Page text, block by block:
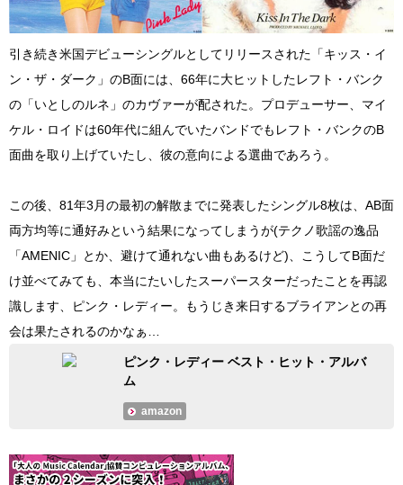
引き続き米国デビューシングルとしてリリースされた「キッス・イ
ン・ザ・ダーク」のB面には、66年に大ヒットしたレフト・バンク
の「いとしのルネ」のカヴァーが配された。プロデューサー、マイ
ケル・ロイドは60年代に組んでいたバンドでもレフト・バンクのB
面曲を取り上げていたし、彼の意向による選曲であろう。
この後、81年3月の最初の解散までに発表したシングル8枚は、AB面
両方均等に通好みという結果になってしまうが(テクノ歌謡の逸品
「AMENIC」とか、避けて通れない曲もあるけど)、こうしてB面だ
け並べてみても、本当にたいしたスーパースターだったことを再認
識します、ピンク・レディー。もうじき来日するブライアンとの再
会は果たされるのかなぁ…
ピンク・レディー ベスト・ヒット・アルバ
ム
amazon